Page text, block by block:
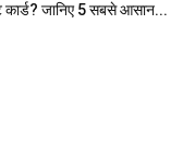
कार्ड? जानिए 5 सबसे आसान...